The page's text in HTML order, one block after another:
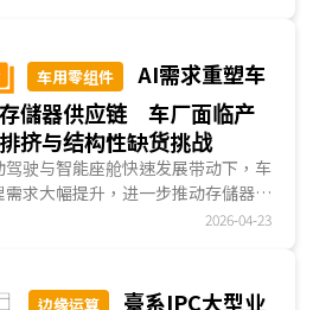
车用零组件
AI需求重塑车
儲器供应链 车厂面临产
挤与结构性缺货挑战
驶与智能座舱快速发展带动下，车
求大幅提升，进一步推动存儲器成
元件。随车辆导入多傳感器融合与
产能重新分配，以致于车用存儲器市
2026-04-23
边缘运算
臺系IPC大型业